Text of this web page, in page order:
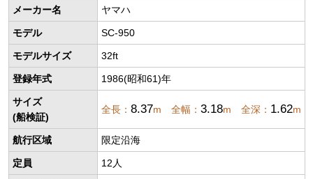
メーカー名 ヤマハ
モデル SC-950
モデルサイズ 32ft
登録年式 1986(昭和61)年
サイズ
(船検証)
全長： 8.37m 全幅： 3.18m 全深： 1.62m
航行区域 限定沿海
定員 12人